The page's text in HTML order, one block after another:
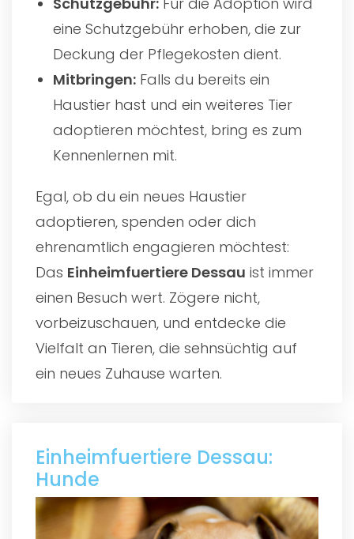
eine Schutzgebühr erhoben, die zur
Deckung der Pflegekosten dient.
Mitbringen: Falls du bereits ein
Haustier hast und ein weiteres Tier
adoptieren möchtest, bring es zum
Kennenlernen mit.
Egal, ob du ein neues Haustier
adoptieren, spenden oder dich
ehrenamtlich engagieren möchtest:
Das Einheimfuertiere Dessau ist immer
einen Besuch wert. Zögere nicht,
vorbeizuschauen, und entdecke die
Vielfalt an Tieren, die sehnsüchtig auf
ein neues Zuhause warten.
Einheimfuertiere Dessau:
Hunde